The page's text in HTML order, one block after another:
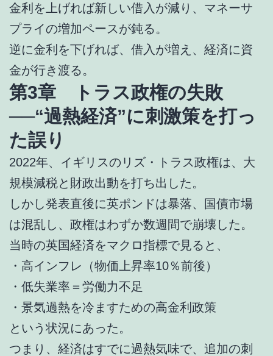
金利を上げれば新しい借入が減り、マネーサ
プライの増加ペースが鈍る。
逆に金利を下げれば、借入が増え、経済に資
金が行き渡る。
第3章 トラス政権の失敗
──“過熱経済”に刺激策を打っ
た誤り
2022年、イギリスのリズ・トラス政権は、大
規模減税と財政出動を打ち出した。
しかし発表直後に英ポンドは暴落、国債市場
は混乱し、政権はわずか数週間で崩壊した。
当時の英国経済をマクロ指標で見ると、
・高インフレ（物価上昇率10％前後）
・低失業率＝労働力不足
・景気過熱を冷ますための高金利政策
という状況にあった。
つまり、経済はすでに過熱気味で、追加の刺